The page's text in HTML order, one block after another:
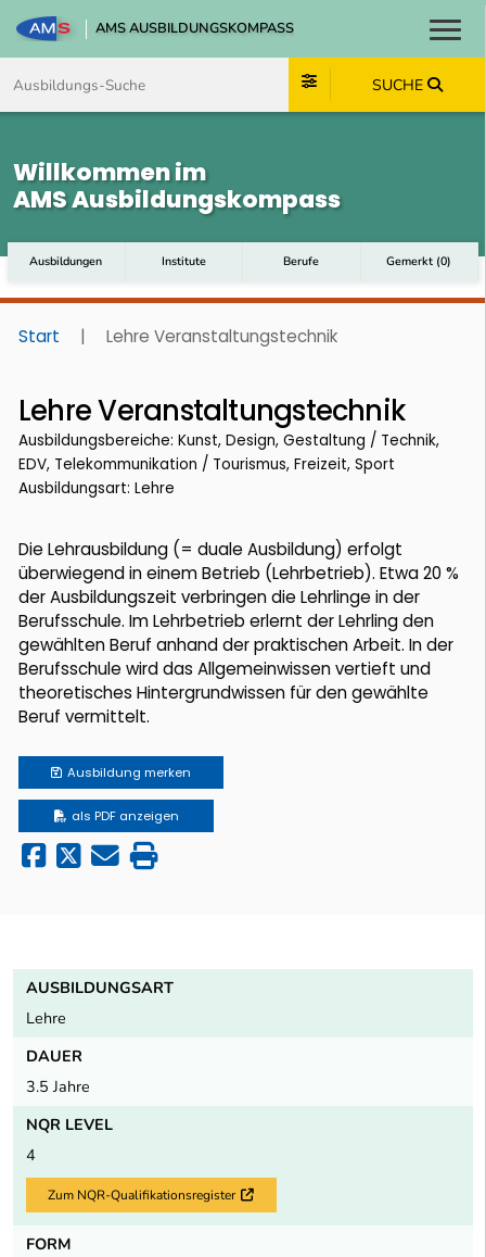
AMS AUSBILDUNGSKOMPASS
SUCHE
Willkommen im
AMS Ausbildungskompass
Ausbildungen Institute Berufe Gemerkt (0)
Start | Lehre Veranstaltungstechnik
Lehre Veranstaltungstechnik
Ausbildungsbereiche: Kunst, Design, Gestaltung / Technik,
EDV, Telekommunikation / Tourismus, Freizeit, Sport
Ausbildungsart: Lehre
Die Lehrausbildung (= duale Ausbildung) erfolgt
überwiegend in einem Betrieb (Lehrbetrieb). Etwa 20 %
der Ausbildungszeit verbringen die Lehrlinge in der
Berufsschule. Im Lehrbetrieb erlernt der Lehrling den
gewählten Beruf anhand der praktischen Arbeit. In der
Berufsschule wird das Allgemeinwissen vertieft und
theoretisches Hintergrundwissen für den gewählte
Beruf vermittelt.
Ausbildung merken
als PDF anzeigen
AUSBILDUNGSART
Lehre
DAUER
3.5 Jahre
NQR LEVEL
4
Zum NQR-Qualifikationsregister Externer Link
FORM